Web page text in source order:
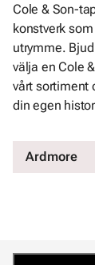
Cole & Son-
konstverk
utrymme.
välja en Cole
vårt sortiment
din egen
Ardmore